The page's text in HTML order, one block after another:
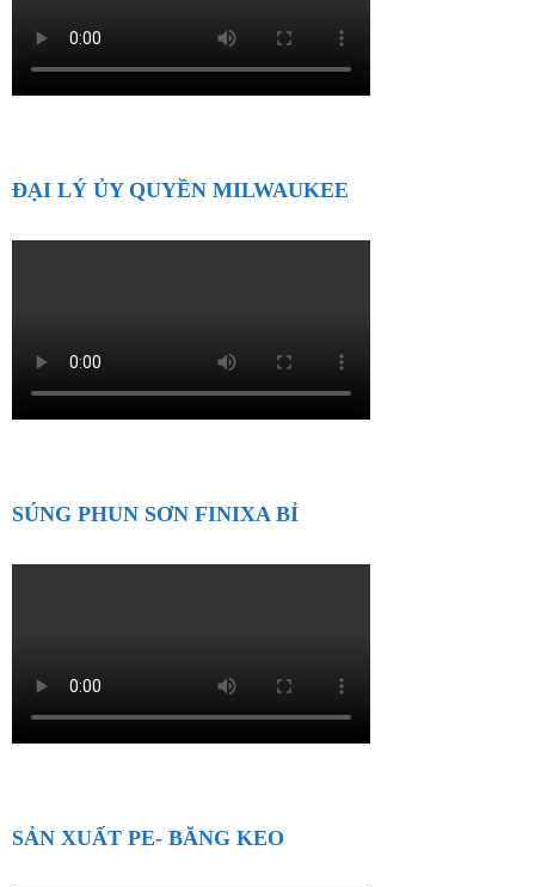
ĐẠI LÝ ỦY QUYỀN MILWAUKEE
SÚNG PHUN SƠN FINIXA BỈ
SẢN XUẤT PE- BĂNG KEO